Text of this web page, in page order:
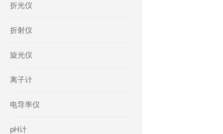
折光仪
折射仪
旋光仪
离子计
电导率仪
pH计